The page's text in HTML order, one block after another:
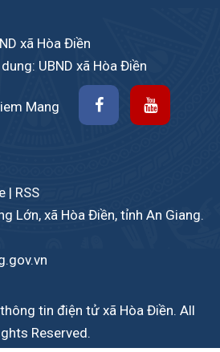
xã Hòa Điền
UBND xã Hòa Điền
| RSS
Lớn, xã Hòa Điền, tỉnh An Giang.
tin điện tử xã Hòa Điền. All
Reserved.